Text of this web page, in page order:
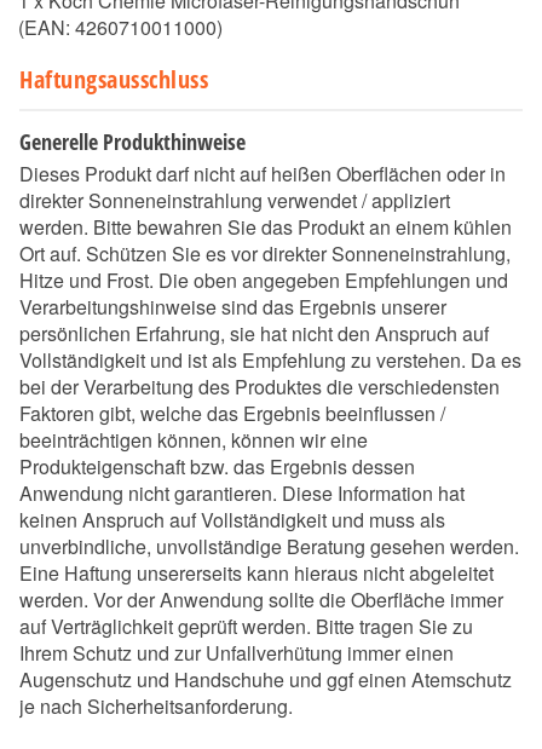
(EAN: 4260710011000)
Haftungsausschluss
Generelle Produkthinweise
Dieses Produkt darf nicht auf heißen Oberflächen oder in
direkter Sonneneinstrahlung verwendet / appliziert
werden. Bitte bewahren Sie das Produkt an einem kühlen
Ort auf. Schützen Sie es vor direkter Sonneneinstrahlung,
Hitze und Frost. Die oben angegeben Empfehlungen und
Verarbeitungshinweise sind das Ergebnis unserer
persönlichen Erfahrung, sie hat nicht den Anspruch auf
Vollständigkeit und ist als Empfehlung zu verstehen. Da es
bei der Verarbeitung des Produktes die verschiedensten
Faktoren gibt, welche das Ergebnis beeinflussen /
beeinträchtigen können, können wir eine
Produkteigenschaft bzw. das Ergebnis dessen
Anwendung nicht garantieren. Diese Information hat
keinen Anspruch auf Vollständigkeit und muss als
unverbindliche, unvollständige Beratung gesehen werden.
Eine Haftung unsererseits kann hieraus nicht abgeleitet
werden. Vor der Anwendung sollte die Oberfläche immer
auf Verträglichkeit geprüft werden. Bitte tragen Sie zu
Ihrem Schutz und zur Unfallverhütung immer einen
Augenschutz und Handschuhe und ggf einen Atemschutz
je nach Sicherheitsanforderung.